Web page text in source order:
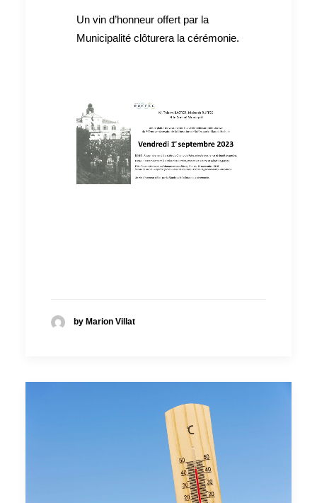
Un vin d’honneur offert par la
Municipalité clôturera la cérémonie.
by Marion Villat